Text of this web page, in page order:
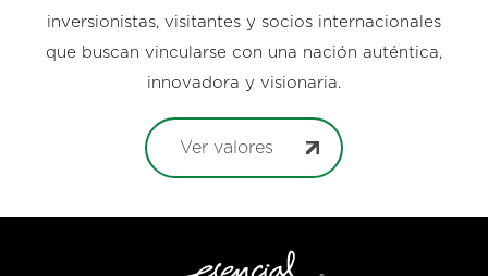
inversionistas, visitantes y socios internacionales
que buscan vincularse con una nación auténtica,
innovadora y visionaria.
Ver valores